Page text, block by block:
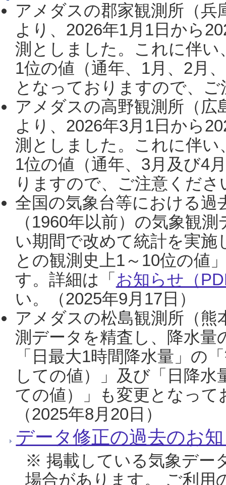
アメダスの郡家観測所（
より、2026年1月1日から
測としました。これに伴い
1位の値（通年、1月、2月
となっておりますので、
アメダスの高野観測所（
より、2026年3月1日から
測としました。これに伴い
1位の値（通年、3月及び4
りますので、ご注意くだ
全国の気象台等における過
（1960年以前）の気象観
い期間で改めて統計を実
との観測史上1～10位の値
す。詳細は「 お知らせ（
い。（2025年9月17日）
アメダスの松島観測所（熊
測データを精査し、降水
「日最大1時間降水量」の
しての値）」及び「日降
ての値）」も変更となっ
（2025年8月20日）
データ修正の過去のお
※ 掲載している気象デー
場合があります。 ご利用